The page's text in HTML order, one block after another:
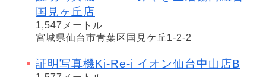
国見ヶ丘店
1,547メートル
宮城県仙台市青葉区国見ケ丘1-2-2
証明写真機Ki-Re-i イオン仙台中山店B